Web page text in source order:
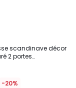
scandinave décor
2 portes
LEGACY
-20%